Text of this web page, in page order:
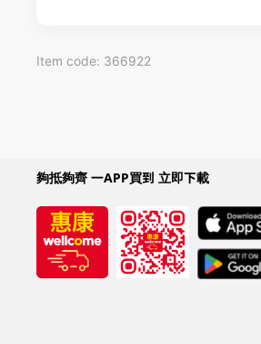
Item code: 366922
夠抵夠齊 一APP買到 立即下載